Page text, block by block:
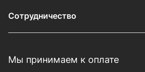
Сотрудничество
Мы принимаем к оплате